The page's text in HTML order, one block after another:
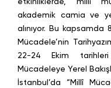
akademik camia ve
alınıyor. Bu kapsamda
Mücadele’nin
22-24 Ekim tarihleri
Mücadeleye Yerel
İstanbul’da “Millî